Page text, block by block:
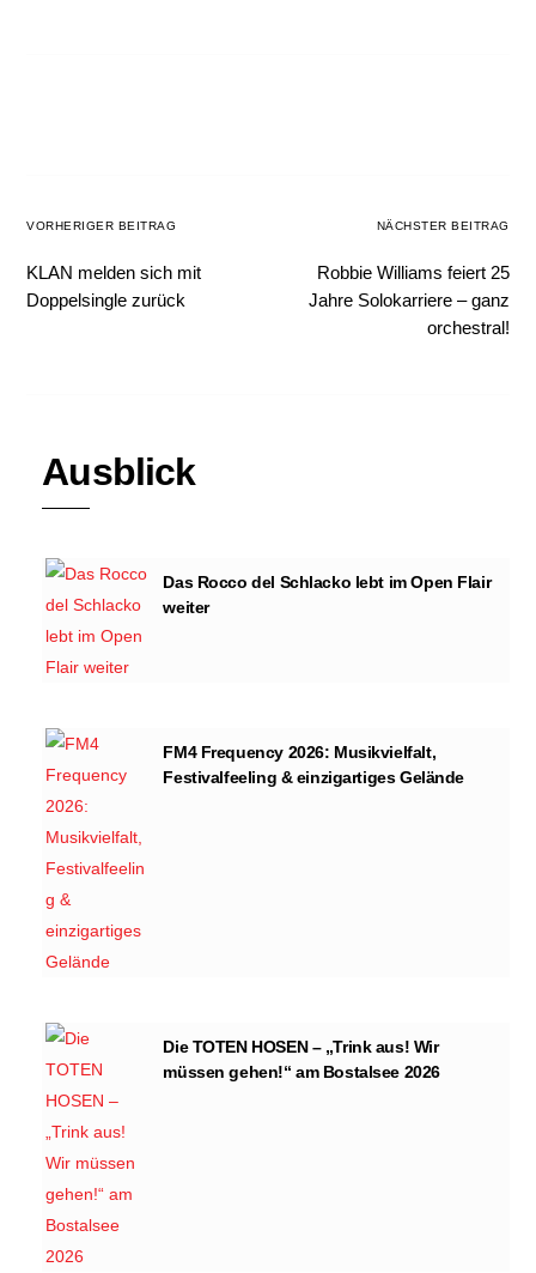
VORHERIGER BEITRAG
KLAN melden sich mit
Doppelsingle zurück
NÄCHSTER BEITRAG
Robbie Williams feiert 25
Jahre Solokarriere – ganz
orchestral!
Ausblick
Das Rocco del Schlacko lebt im Open Flair
weiter
FM4 Frequency 2026: Musikvielfalt,
Festivalfeeling & einzigartiges Gelände
Die TOTEN HOSEN – „Trink aus! Wir
müssen gehen!“ am Bostalsee 2026